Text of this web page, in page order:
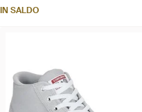
IN SALDO